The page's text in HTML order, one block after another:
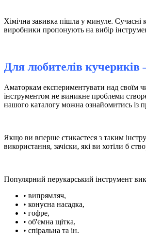
Хімічна завивка пішла у минуле.
виробники пропонують на вибір
Для любителів кучериків
Аматоркам експериментувати над своїм
інструментом не виникне проблеми
нашого каталогу можна ознайомитись із
Якщо ви вперше стикаєтеся з таким
використання, зачіски, які ви хотіли б
Популярний перукарський інструмент
• випрямляч,
• конусна насадка,
• гофре,
• об'ємна щітка,
• спіральна та ін.